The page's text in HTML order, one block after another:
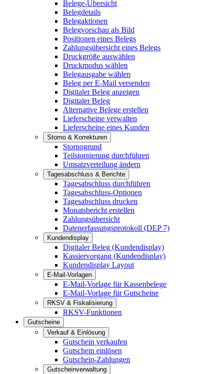
Belege-Übersicht
Belegdetails
Belegaktionen
Belegvorschau als Bild
Positionen eines Belegs
Zahlungsübersicht eines Belegs
Druckgröße auswählen
Druckmodus wählen
Belegausgabe wählen
Beleg per E-Mail versenden
Digitaler Beleg anzeigen
Digitaler Beleg
Alternative Belege erstellen
Lieferscheine verwalten
Lieferscheine eines Kunden
Storno & Korrekturen
Stornogrund
Teilstornierung durchführen
Umsatzverteilung ändern
Tagesabschluss & Berichte
Tagesabschluss durchführen
Tagesabschluss-Optionen
Tagesabschluss drucken
Monatsbericht erstellen
Zahlungsübersicht
Datenerfassungsprotokoll (DEP 7)
Kundendisplay
Digitaler Beleg (Kundendisplay)
Kassiervorgang (Kundendisplay)
Kundendisplay Layout
E-Mail-Vorlagen
E-Mail-Vorlage für Kassenbelege
E-Mail-Vorlage für Gutscheine
RKSV & Fiskalisierung
RKSV-Funktionen
Gutscheine
Verkauf & Einlösung
Gutschein verkaufen
Gutschein einlösen
Gutschein-Zahlungen
Gutscheinverwaltung